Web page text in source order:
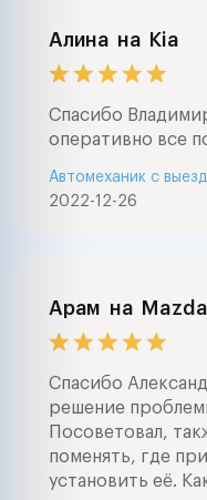
Алина на Kia
Спасибо
оперативно все
2022-12-26
Автомеханик с
Арам на Mazda
Спасибо
решение
Посоветовал,
поменять, где
установить её.